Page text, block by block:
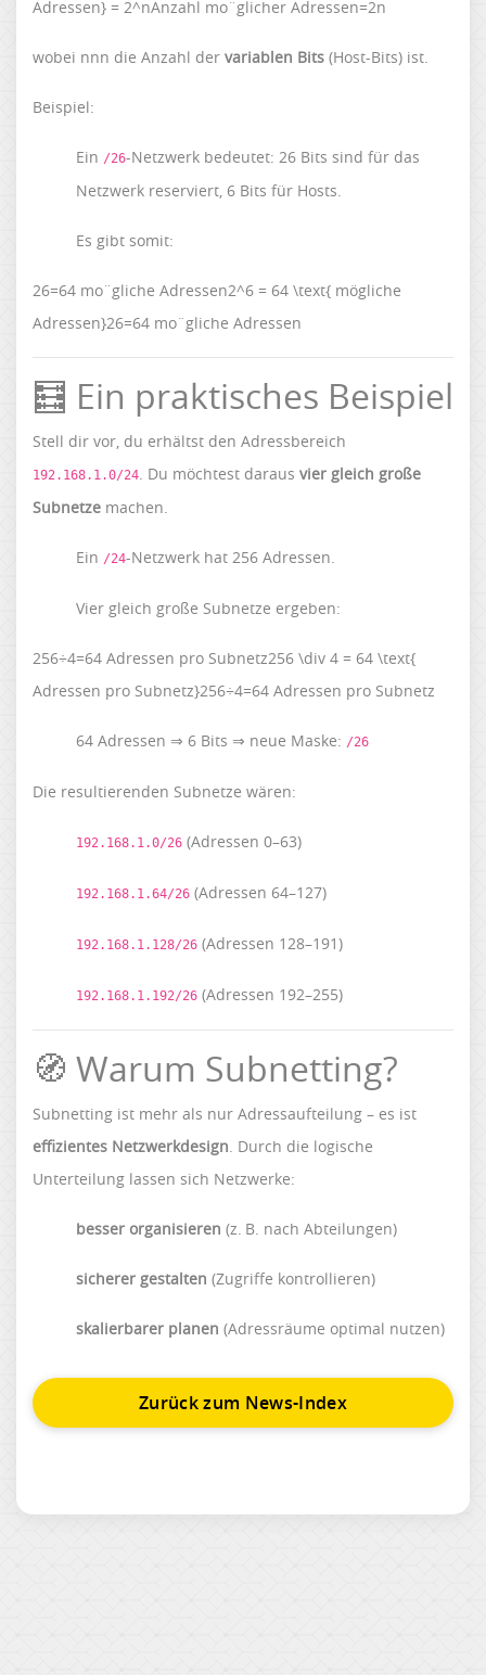
Adressen} = 2^nAnzahl mo¨glicher Adressen=2n
wobei nnn die Anzahl der variablen Bits (Host-Bits) ist.
Beispiel:
Ein /26-Netzwerk bedeutet: 26 Bits sind für das
Netzwerk reserviert, 6 Bits für Hosts.
Es gibt somit:
26=64 mo¨gliche Adressen2^6 = 64 \text{ mögliche
Adressen}26=64 mo¨gliche Adressen
🧮 Ein praktisches Beispiel
Stell dir vor, du erhältst den Adressbereich
192.168.1.0/24. Du möchtest daraus vier gleich große
Subnetze machen.
Ein /24-Netzwerk hat 256 Adressen.
Vier gleich große Subnetze ergeben:
256÷4=64 Adressen pro Subnetz256 \div 4 = 64 \text{
Adressen pro Subnetz}256÷4=64 Adressen pro Subnetz
64 Adressen ⇒ 6 Bits ⇒ neue Maske: /26
Die resultierenden Subnetze wären:
192.168.1.0/26 (Adressen 0–63)
192.168.1.64/26 (Adressen 64–127)
192.168.1.128/26 (Adressen 128–191)
192.168.1.192/26 (Adressen 192–255)
🧭 Warum Subnetting?
Subnetting ist mehr als nur Adressaufteilung – es ist
effizientes Netzwerkdesign. Durch die logische
Unterteilung lassen sich Netzwerke:
besser organisieren (z. B. nach Abteilungen)
sicherer gestalten (Zugriffe kontrollieren)
skalierbarer planen (Adressräume optimal nutzen)
Zurück zum News-Index